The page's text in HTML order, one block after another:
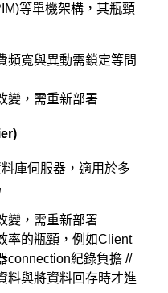
等單機架構，其瓶頸
頻寬與異動需鎖定等問
變，需重新部署
庫伺服器，適用於多
變，需重新部署
率的瓶頸，例如Client
connection紀錄負擔 //
料與將資料回存時才進